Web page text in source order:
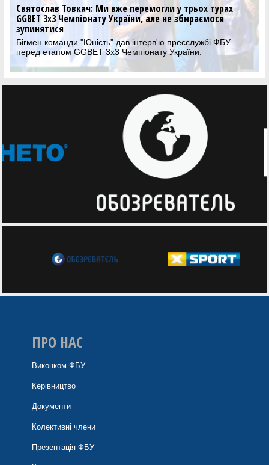
Святослав Товкач: Ми вже перемогли у трьох турах
GGBET 3х3 Чемпіонату України, але не збираємося
зупинятися
Бігмен команди "Юність" дав інтерв'ю пресслужбі ФБУ
перед етапом GGBET 3х3 Чемпіонату України.
ПРО НАС
Виконком ФБУ
Керівництво
Документи
Колективні члени
Презентація ФБУ